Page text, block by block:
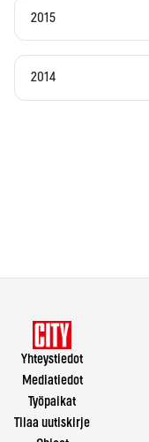
2015
2014
Yhteystiedot
Mediatiedot
Työpaikat
Tilaa uutiskirje